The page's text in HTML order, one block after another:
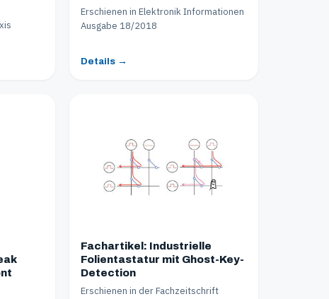
Erschienen in Elektronik Informationen
Ausgabe 18/2018
Details →
Fachartikel: Industrielle
Folientastatur mit Ghost-Key-
Detection
Erschienen in der Fachzeitschrift